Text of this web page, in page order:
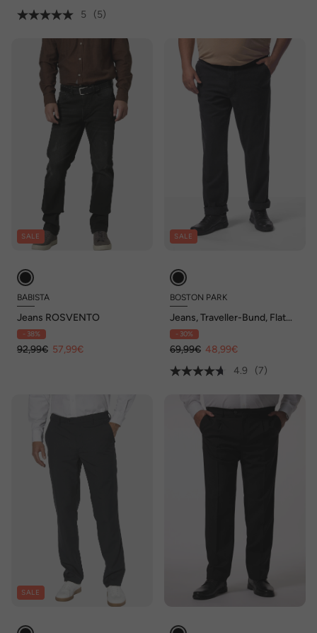
5
(5)
SALE
BABISTA
Jeans ROSVENTO
- 38%
92,99€ 57,99€
SALE
BOSTON PARK
Jeans, Traveller-Bund, Flat
Front, Regular Fit, bis 72/36
- 30%
69,99€ 48,99€
4.9
(7)
SALE